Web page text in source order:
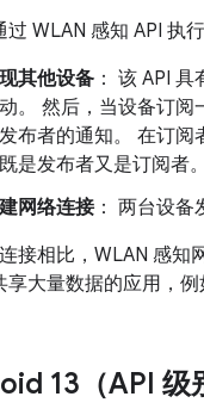
过 WLAN 感知 API 执
其他设备 ： 该 API
。 然后，当设备订阅
布者的通知。 在订阅
是发布者又是订阅者。
网络连接： 两台设备
连接相比，WLAN 感知
享大量数据的应用，例
13（API 级